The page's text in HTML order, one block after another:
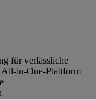
für verlässliche
All-in-One-Plattform